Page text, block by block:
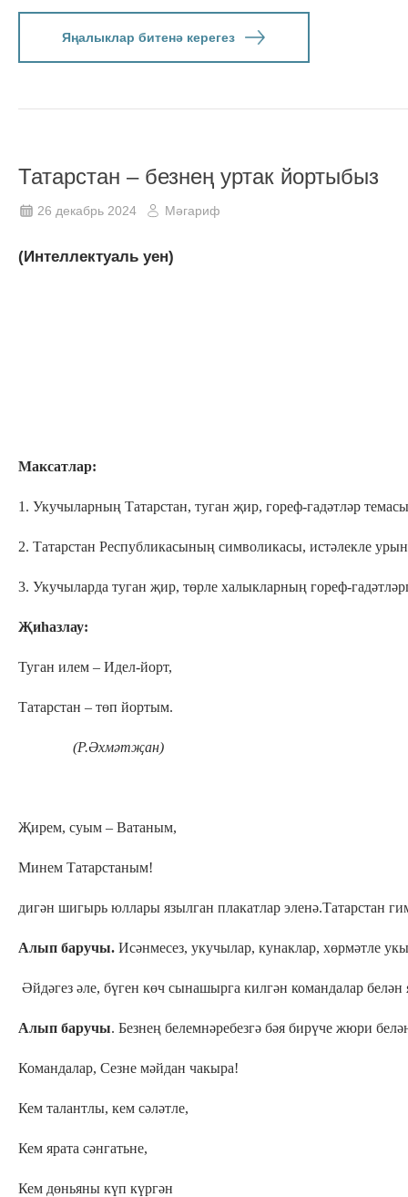
Яңалыклар битенә керегез
Татарстан – безнең уртак йортыбыз
26 декабрь 2024 Мәгариф
(Интеллектуаль уен)
Максатлар:
1. Укучыларның Татарстан, туган җир, гореф-гадәтләр
2. Татарстан Республикасының символикасы, истәлекле
3. Укучыларда туган җир, төрле халыкларның гореф-
Җиһазлау:
Туган илем – Идел-йорт,
Татарстан – төп йортым.
(Р.Әхмәтҗан)
Җирем, суым – Ватаным,
Минем Татарстаным!
дигән шигырь юллары язылган плакатлар эленә.Татарстан
Алып баручы. Исәнмесез, укучылар, кунаклар, хөрмәтле
Әйдәгез әле, бүген көч сынашырга килгән командалар
Алып баручы. Безнең белемнәребезгә бәя бирүче жюри
Командалар, Сезне мәйдан чакыра!
Кем талантлы, кем сәләтле,
Кем ярата сәнгатьне,
Кем дөньяны күп күргән